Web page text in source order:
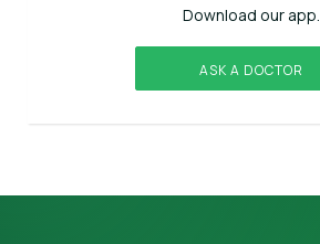
Download our app.
ASK A DOCTOR